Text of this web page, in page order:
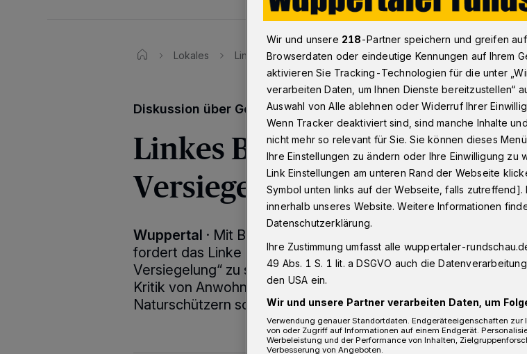
Lokales Linkes Bündnis Wuppertal gegen Versiegelung von Naturraum​
Diskussion über Gewerbeflächen
Linkes Bündnis gegen
Versiegelung von
Wuppertal · Mit Blick auf das „Handlungsprogramm
fordert das Linke Bündnis im Wuppertaler Stadtrat,
Versiegelung“ zu schützen. Gegen die aufgelisteten Flächen
Kritik von Anwohnerinnen und Anwohnern, Naturschützerinnen
Naturschützern sowie aus den Bezirksvertretungen.
Wir und unsere 218-Partner speichern und greifen
Browserdaten oder eindeutige Kennungen auf Ihrem
aktivieren Sie Tracking-Technologien für die unter
verarbeiten Daten, um Ihnen Dienste bereitzustellen“
Auswahl von Alle ablehnen oder Widerruf Ihrer
Wenn Tracker deaktiviert sind, sind manche Inhalte
nicht mehr so relevant für Sie. Sie können dieses
Ihre Einstellungen zu ändern oder Ihre Einwilligung zu
Link Einstellungen am unteren Rand der Webseite
Symbol unten links auf der Webseite, falls zutreffend].
innerhalb unseres Website. Weitere Informationen
Datenschutzerklärung.
Ihre Zustimmung umfasst alle wuppertaler-
49 Abs. 1 S. 1 lit. a DSGVO auch die
den USA ein.
Wir und unsere Partner verarbeiten Daten, um
Verwendung genauer Standortdaten. Endgeräteeigenschaften
von oder Zugriff auf Informationen auf einem Endgerät.
Werbeleistung und der Performance von Inhalten,
Verbesserung von Angeboten.